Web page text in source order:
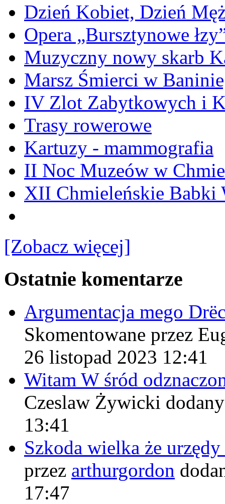
Dzień Kobiet, Dzień
Opera „Bursztynowe
Muzyczny nowy skarb
Marsz Śmierci w
IV Zlot Zabytkowych i
Trasy rowerowe
Kartuzy - mammografia
II Noc Muzeów w
XII Chmieleńskie Babki
[Zobacz więcej]
Ostatnie komentarze
Argumentacja mego
Skomentowane przez
26 listopad 2023 12:41
Witam W śród
Czeslaw Żywicki
13:41
Szkoda wielka że
przez arthurgordon
17:47